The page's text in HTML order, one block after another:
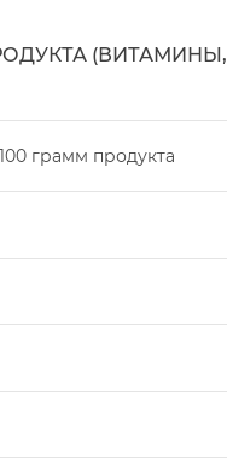
(ВИТАМИНЫ,
100 рамм продукта